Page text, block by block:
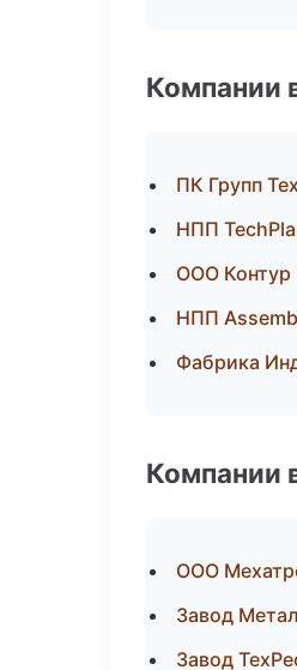
Компании
ПК Групп
НПП
ООО Контур
НПП
Фабрика
Компании
ООО
Завод
Завод